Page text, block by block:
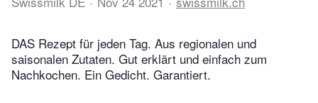
DAS Rezept für jeden Tag. Aus regionalen und
saisonalen Zutaten. Gut erklärt und einfach zum
Nachkochen. Ein Gedicht. Garantiert.